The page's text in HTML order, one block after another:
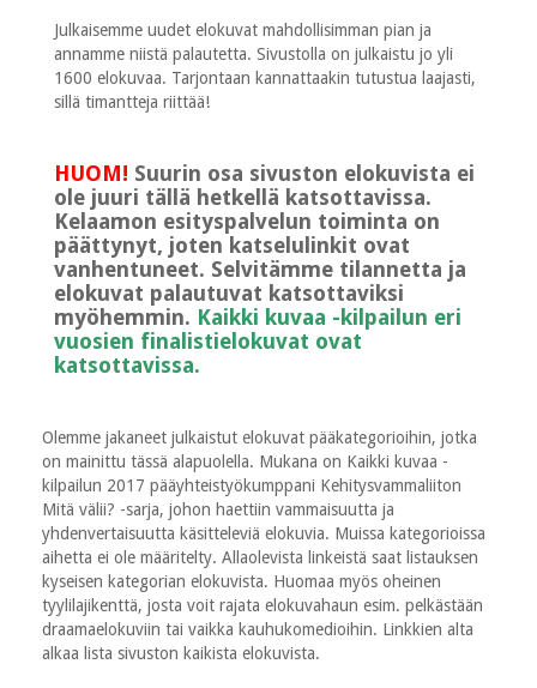
Julkaisemme uudet elokuvat mahdollisimman pian ja
annamme niistä palautetta. Sivustolla on julkaistu jo yli
1600 elokuvaa. Tarjontaan kannattaakin tutustua laajasti,
sillä timantteja riittää!
HUOM! Suurin osa sivuston elokuvista ei
ole juuri tällä hetkellä katsottavissa.
Kelaamon esityspalvelun toiminta on
päättynyt, joten katselulinkit ovat
vanhentuneet. Selvitämme tilannetta ja
elokuvat palautuvat katsottaviksi
myöhemmin. Kaikki kuvaa -kilpailun eri
vuosien finalistielokuvat ovat
katsottavissa.
Olemme jakaneet julkaistut elokuvat pääkategorioihin, jotka
on mainittu tässä alapuolella. Mukana on Kaikki kuvaa -
kilpailun 2017 pääyhteistyökumppani Kehitysvammaliiton
Mitä välii? -sarja, johon haettiin vammaisuutta ja
yhdenvertaisuutta käsitteleviä elokuvia. Muissa kategorioissa
aihetta ei ole määritelty. Allaolevista linkeistä saat listauksen
kyseisen kategorian elokuvista. Huomaa myös oheinen
tyylilajikenttä, josta voit rajata elokuvahaun esim. pelkästään
draamaelokuviin tai vaikka kauhukomedioihin. Linkkien alta
alkaa lista sivuston kaikista elokuvista.